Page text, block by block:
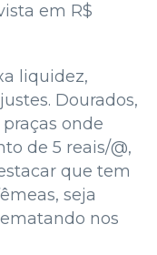
em R$
liquidez,
Dourados,
onde
de 5 reais/@,
que tem
seja
nos